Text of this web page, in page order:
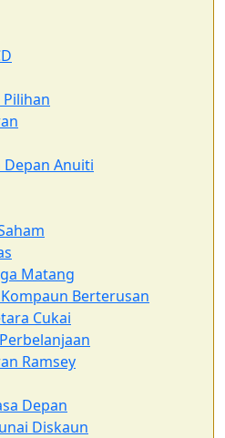
Depan Anuiti
Matang
Berterusan
Cukai
Ramsey
Depan
Diskaun